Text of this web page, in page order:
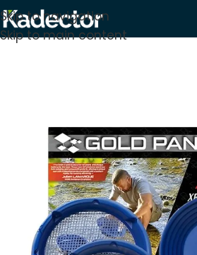
Skip to navigation
Skip to main content